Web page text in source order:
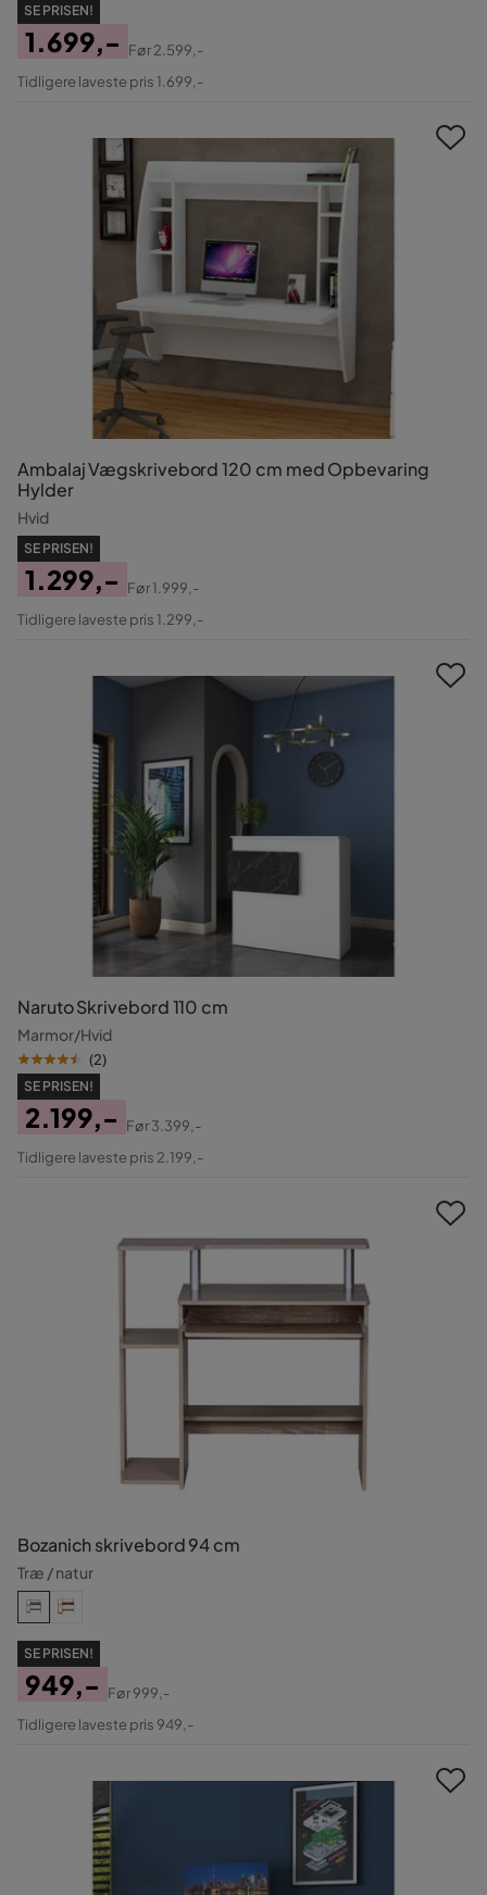
SE PRISEN!
Pris
1.699,-
Original
Før2.599,-
Tidligere laveste pris 1.699,-
Ambalaj Vægskrivebord 120 cm med Opbevaring
Hylder
Hvid
SE PRISEN!
Pris
1.299,-
Original
Før1.999,-
Tidligere laveste pris 1.299,-
Naruto Skrivebord 110 cm
Marmor/Hvid
(2)
SE PRISEN!
Pris
2.199,-
Original
Før3.399,-
Tidligere laveste pris 2.199,-
Bozanich skrivebord 94 cm
Træ / natur
SE PRISEN!
Pris
949,-
Original
Før999,-
Tidligere laveste pris 949,-